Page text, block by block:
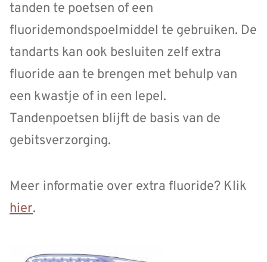
tanden te poetsen of een
fluoridemondspoelmiddel te gebruiken. De
tandarts kan ook besluiten zelf extra
fluoride aan te brengen met behulp van
een kwastje of in een lepel.
Tandenpoetsen blijft de basis van de
gebitsverzorging.
Meer informatie over extra fluoride? Klik
hier.